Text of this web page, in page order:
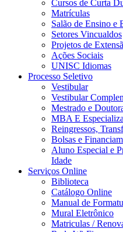
Cursos de Curta
Matrículas
Salão de Ensino e
Setores Vincualdos
Projetos de
Ações Sociais
UNISC Idiomas
Processo Seletivo
Vestibular
Vestibular
Mestrado e
MBA E
Reingressos,
Bolsas e
Aluno Especial e
Idade
Serviços Online
Biblioteca
Catálogo Online
Manual de
Mural Eletrônico
Matriculas /